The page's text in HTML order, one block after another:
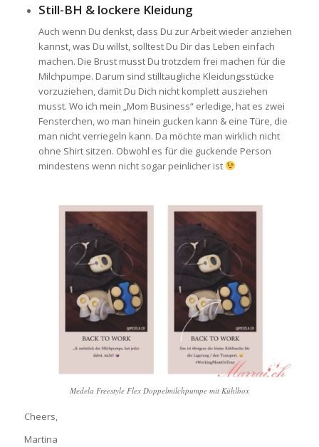
Still-BH & lockere Kleidung
Auch wenn Du denkst, dass Du zur Arbeit wieder anziehen
kannst, was Du willst, solltest Du Dir das Leben einfach
machen. Die Brust musst Du trotzdem frei machen für die
Milchpumpe. Darum sind stilltaugliche Kleidungsstücke
vorzuziehen, damit Du Dich nicht komplett ausziehen
musst. Wo ich mein „Mom Business“ erledige, hat es zwei
Fensterchen, wo man hinein gucken kann & eine Türe, die
man nicht verriegeln kann. Da möchte man wirklich nicht
ohne Shirt sitzen. Obwohl es für die guckende Person
mindestens wenn nicht sogar peinlicher ist
Medela Freestyle Flex Doppelmilchpumpe mit Kühlbox
Cheers,
Martina